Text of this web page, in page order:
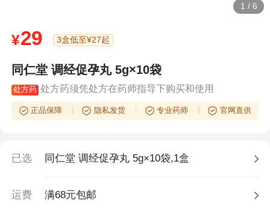
1 / 6
¥29 3盒低至¥27起
同仁堂 调经促孕丸 5g×10袋
处方药 处方药须凭处方在药师指导下购买和使用
正品保障 隐私发货 专业药师 官网直供
已选 同仁堂 调经促孕丸 5g×10袋,1盒
运费 满68元包邮